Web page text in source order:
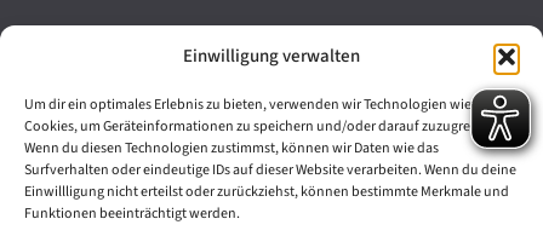
Einwilligung verwalten
Um dir ein optimales Erlebnis zu bieten, verwenden wir Technologien wie
Cookies, um Geräteinformationen zu speichern und/oder darauf zuzugreifen.
Wenn du diesen Technologien zustimmst, können wir Daten wie das
Surfverhalten oder eindeutige IDs auf dieser Website verarbeiten. Wenn du deine
Einwillligung nicht erteilst oder zurückziehst, können bestimmte Merkmale und
Funktionen beeinträchtigt werden.
t
l
t
u
Cookie-Richtlinie (EU)
Barrierefreiheit